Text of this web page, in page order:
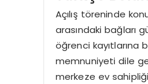
Açılış töreninde
arasındaki bağları
öğrenci kayıtlarına
memnuniyeti dile
merkeze ev